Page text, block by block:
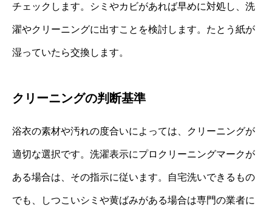
チェックします。シミやカビがあれば早めに対処し、洗
濯やクリーニングに出すことを検討します。たとう紙が
湿っていたら交換します。
クリーニングの判断基準
浴衣の素材や汚れの度合いによっては、クリーニングが
適切な選択です。洗濯表示にプロクリーニングマークが
ある場合は、その指示に従います。自宅洗いできるもの
でも、しつこいシミや黄ばみがある場合は専門の業者に